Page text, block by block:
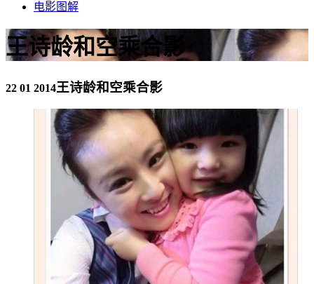
电影图解
王诗龄和空乘合影
22 01 2014王诗龄和空乘合影